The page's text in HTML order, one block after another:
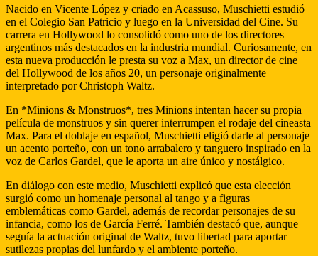
Nacido en Vicente López y criado en Acassuso, Muschietti estudió
en el Colegio San Patricio y luego en la Universidad del Cine. Su
carrera en Hollywood lo consolidó como uno de los directores
argentinos más destacados en la industria mundial. Curiosamente, en
esta nueva producción le presta su voz a Max, un director de cine
del Hollywood de los años 20, un personaje originalmente
interpretado por Christoph Waltz.
En *Minions & Monstruos*, tres Minions intentan hacer su propia
película de monstruos y sin querer interrumpen el rodaje del cineasta
Max. Para el doblaje en español, Muschietti eligió darle al personaje
un acento porteño, con un tono arrabalero y tanguero inspirado en la
voz de Carlos Gardel, que le aporta un aire único y nostálgico.
En diálogo con este medio, Muschietti explicó que esta elección
surgió como un homenaje personal al tango y a figuras
emblemáticas como Gardel, además de recordar personajes de su
infancia, como los de García Ferré. También destacó que, aunque
seguía la actuación original de Waltz, tuvo libertad para aportar
sutilezas propias del lunfardo y el ambiente porteño.